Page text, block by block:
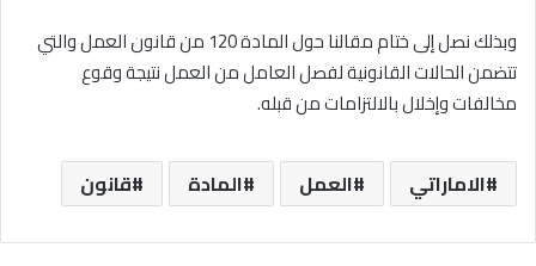
وبذلك نصل إلى ختام مقالنا حول المادة 120 من قانون العمل والتي
تتضمن الحالات القانونية لفصل العامل من العمل نتيجة وقوع
مخالفات وإخلال بالالتزامات من قبله.
الاماراتي العمل المادة قانون